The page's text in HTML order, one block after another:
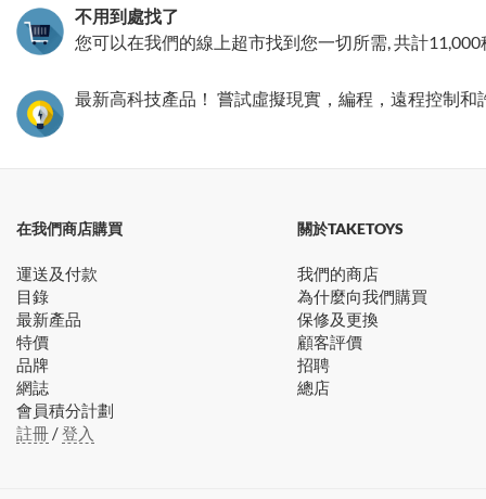
不用到處找了
您可以在我們的線上超市找到您一切所需, 共計11,000
最新高科技產品！ 嘗試虛擬現實，編程，遠程控制
在我們商店購買
運送及付款
目錄
最新產品
特價
品牌
網誌
會員積分計劃
註冊/登入
關於TAKETOYS
我們的商店
為什麼向我們購買
保修及更換
顧客評價
招聘
總店